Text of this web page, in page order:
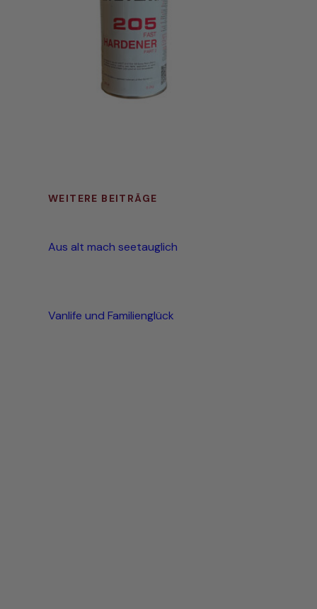
WEITERE BEITRÄGE
Aus alt mach seetauglich
Vanlife und Familienglück